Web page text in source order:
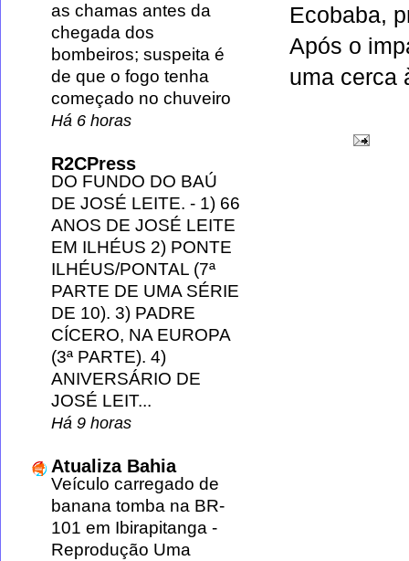
Ecobaba,
Após o
uma cerca
as chamas antes da
chegada dos
bombeiros; suspeita é
de que o fogo tenha
começado no chuveiro
Há 6 horas
R2CPress
DO FUNDO DO BAÚ
DE JOSÉ LEITE. - 1) 66
ANOS DE JOSÉ LEITE
EM ILHÉUS 2) PONTE
ILHÉUS/PONTAL (7ª
PARTE DE UMA SÉRIE
DE 10). 3) PADRE
CÍCERO, NA EUROPA
(3ª PARTE). 4)
ANIVERSÁRIO DE
JOSÉ LEIT...
Há 9 horas
Atualiza Bahia
Veículo carregado de
banana tomba na BR-
101 em Ibirapitanga -
Reprodução Uma